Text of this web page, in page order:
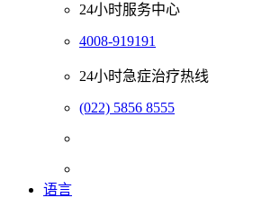
24小时服务中心
4008-919191
24小时急症治疗热线
(022) 5856 8555
语言